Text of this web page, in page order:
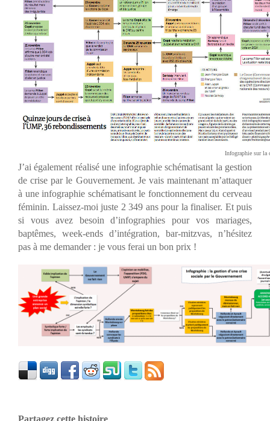
Infographie sur la
J’ai également réalisé une infographie schématisant la gestion
de crise par le Gouvernement. Je vais maintenant m’attaquer
à une infographie schématisant le fonctionnement du cerveau
féminin. Laissez-moi juste 2 349 ans pour la finaliser. Et puis
si vous avez besoin d’infographies pour vos mariages,
baptêmes, week-ends d’intégration, bar-mitzvas, n’hésitez
pas à me demander : je vous ferai un bon prix !
Partagez cette histoire